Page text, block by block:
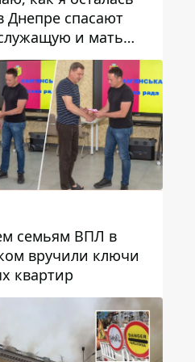
Днепре спасают
и мать
детей, которую
семьям ВПЛ в
вручили ключи
квартир